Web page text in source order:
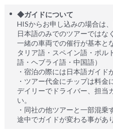
◆ガイドについて
HISからお申し込みの場合は
日本語のみでのツアーではな
一緒の車両での催行が基本と
タリア語・スペイン語・ポル
語・ヘブライ語・中国語）
・宿泊の際には日本語ガイド
・ツアー代金にチップは料
デイリーでドライバー、担当
い。
・同社の他ツアーと一部混
途中でガイドが変わる事があ